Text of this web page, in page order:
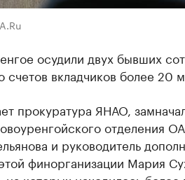
осудили двух бывших
счетов вкладчиков более 20
прокуратура ЯНАО,
отделения
и руководитель
финорганизации Мария